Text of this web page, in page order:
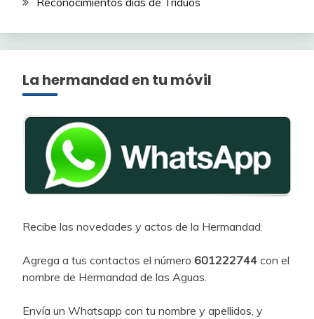
La hermandad en tu móvil
Recibe las novedades y actos de la Hermandad.
Agrega a tus contactos el número 601222744 con el
nombre de Hermandad de las Aguas.
Envía un Whatsapp con tu nombre y apellidos, y